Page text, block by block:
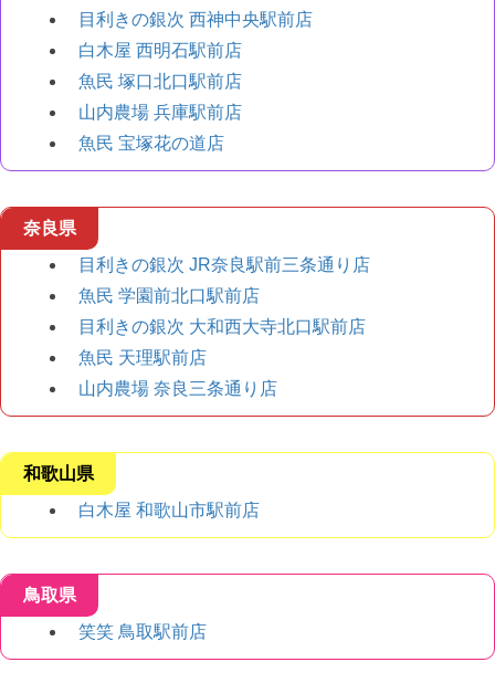
目利きの銀次 西神中央駅前店
白木屋 西明石駅前店
魚民 塚口北口駅前店
山内農場 兵庫駅前店
魚民 宝塚花の道店
奈良県
目利きの銀次 JR奈良駅前三条通り店
魚民 学園前北口駅前店
目利きの銀次 大和西大寺北口駅前店
魚民 天理駅前店
山内農場 奈良三条通り店
和歌山県
白木屋 和歌山市駅前店
鳥取県
笑笑 鳥取駅前店